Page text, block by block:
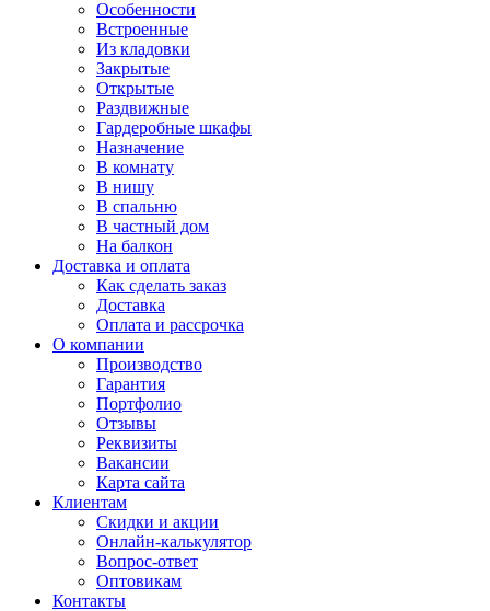
Особенности
Встроенные
Из кладовки
Закрытые
Открытые
Раздвижные
Гардеробные шкафы
Назначение
В комнату
В нишу
В спальню
В частный дом
На балкон
Доставка и оплата
Как сделать заказ
Доставка
Оплата и рассрочка
О компании
Производство
Гарантия
Портфолио
Отзывы
Реквизиты
Вакансии
Карта сайта
Клиентам
Скидки и акции
Онлайн-калькулятор
Вопрос-ответ
Оптовикам
Контакты